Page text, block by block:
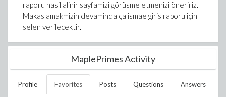
raporu nasil alinir sayfamizi görüsme etmenizi öneririz.
Makaslamakmizin devaminda çalismae giris raporu için
selen verilecektir.
MaplePrimes Activity
Profile Favorites Posts Questions Answers